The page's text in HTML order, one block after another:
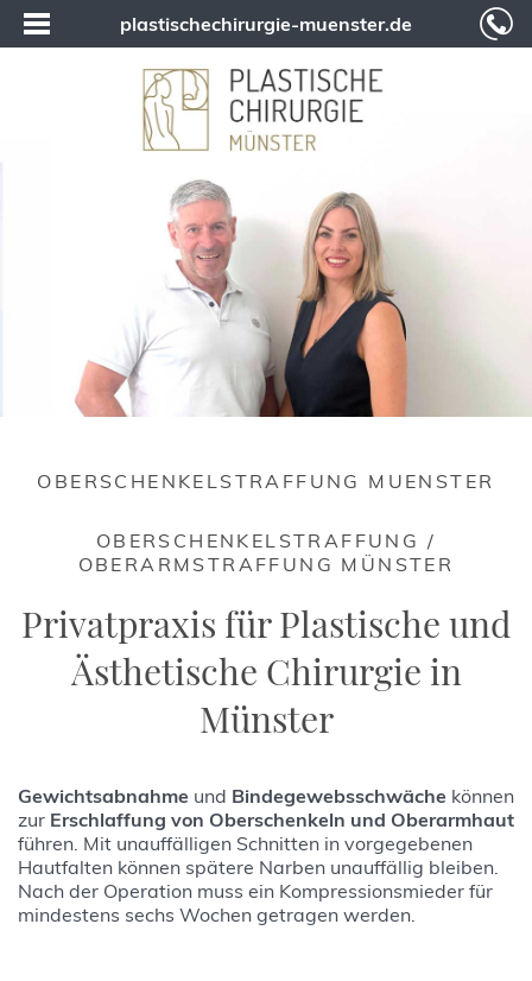
plastischechirurgie-muenster.de
OBERSCHENKELSTRAFFUNG MUENSTER
OBERSCHENKELSTRAFFUNG /
OBERARMSTRAFFUNG MÜNSTER
Privatpraxis für Plastische und
Ästhetische Chirurgie in
Münster
Gewichtsabnahme und Bindegewebsschwäche können
zur Erschlaffung von Oberschenkeln und Oberarmhaut
führen. Mit unauffälligen Schnitten in vorgegebenen
Hautfalten können spätere Narben unauffällig bleiben.
Nach der Operation muss ein Kompressionsmieder für
mindestens sechs Wochen getragen werden.